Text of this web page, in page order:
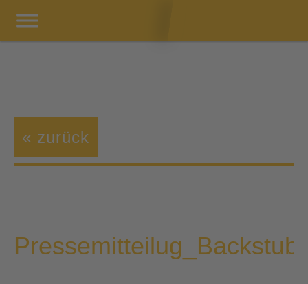
« zurück